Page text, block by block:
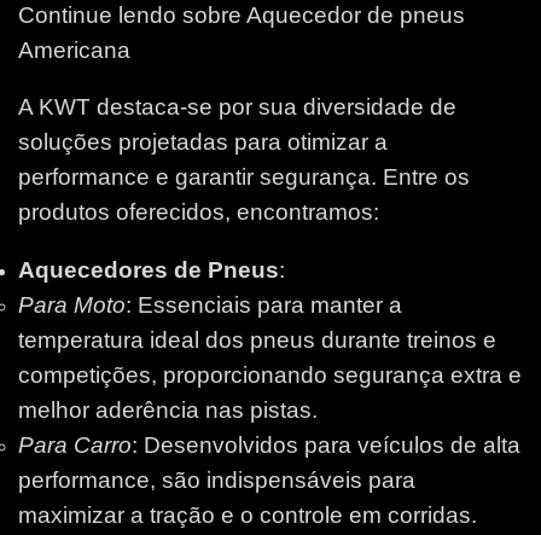
Continue lendo sobre Aquecedor de pneus
Americana
A KWT destaca-se por sua diversidade de
soluções projetadas para otimizar a
performance e garantir segurança. Entre os
produtos oferecidos, encontramos:
Aquecedores de Pneus:
Para Moto: Essenciais para manter a
temperatura ideal dos pneus durante treinos e
competições, proporcionando segurança extra e
melhor aderência nas pistas.
Para Carro: Desenvolvidos para veículos de alta
performance, são indispensáveis para
maximizar a tração e o controle em corridas.